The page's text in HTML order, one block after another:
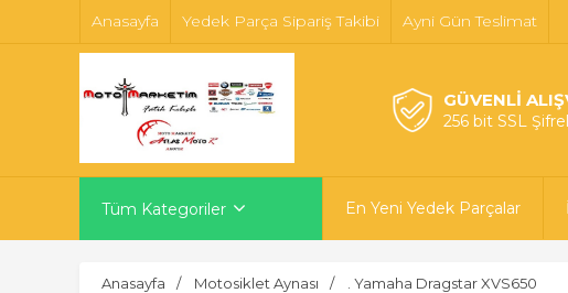
Anasayfa Yedek Parça Sipariş Takibi Ayni Gün Teslimat
GÜVENLİ
256 bit SSL
Tüm Kategoriler En Yeni Yedek Parçalar
Anasayfa Motosiklet Aynası . Yamaha Dragstar XVS650